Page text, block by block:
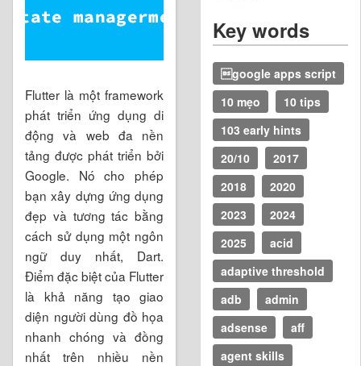
Flutter là một framework
phát triển ứng dụng di
động và web đa nền
tảng được phát triển bởi
Google. Nó cho phép
bạn xây dựng ứng dụng
đẹp và tương tác bằng
cách sử dụng một ngôn
ngữ duy nhất, Dart.
Điểm đặc biệt của Flutter
là khả năng tạo giao
diện người dùng đồ họa
nhanh chóng và đồng
nhất trên nhiều nền
Key words
google apps script
10 mẹo
10 tips
103 early hints
20/10
2017
2018
2020
2023
2024
2025
acid
adaptive threshold
adb
admin
adsense
aff
agent skills